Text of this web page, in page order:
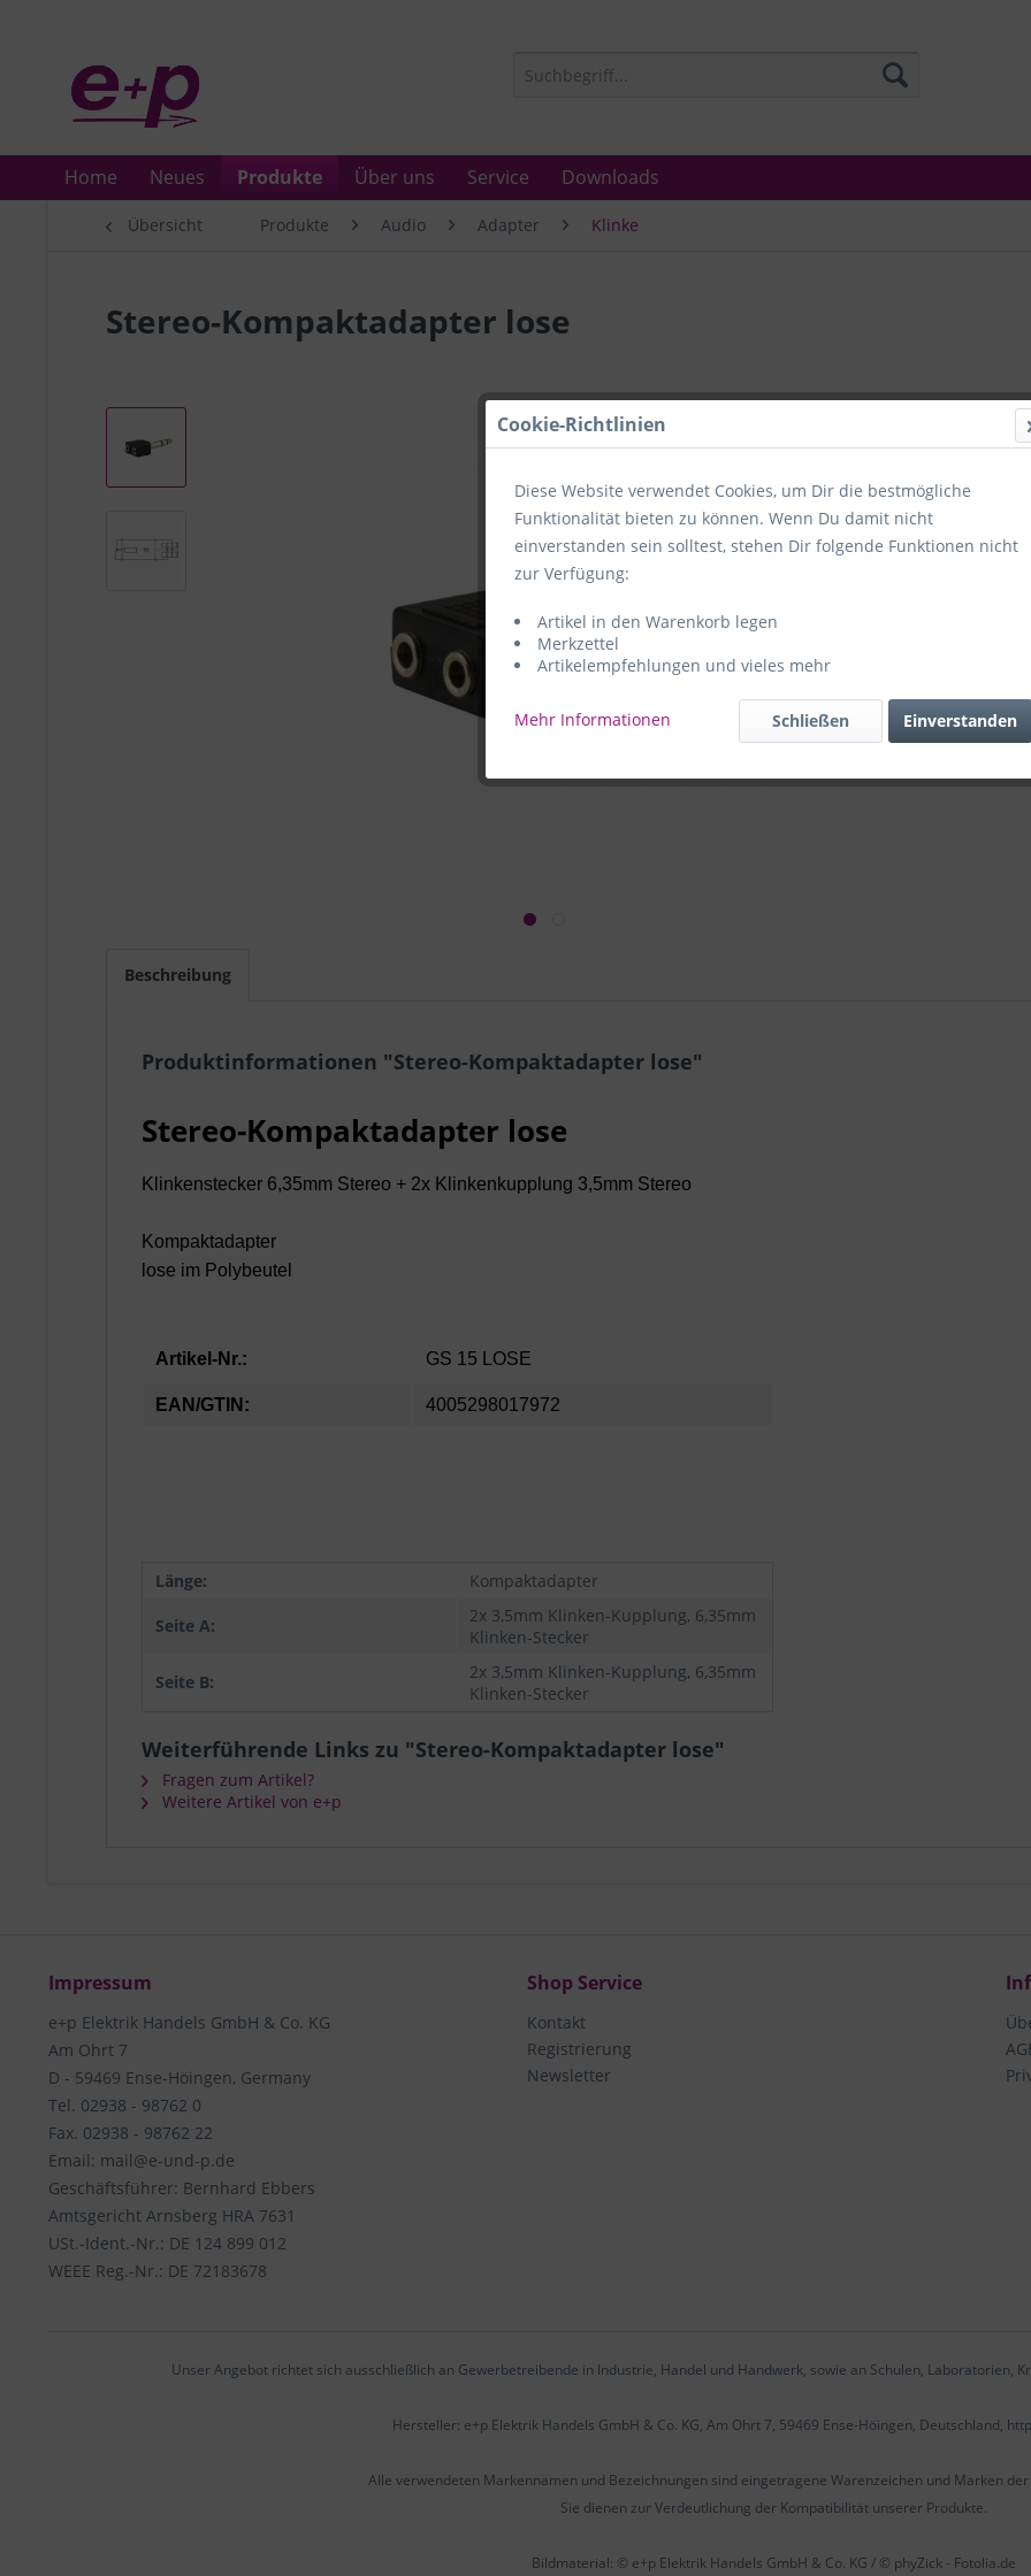
Home Neues Produkte Über uns Service Downloads
Übersicht Produkte Audio Adapter Klinke
Stereo-Kompaktadapter lose
Unser
in
Hersteller:
59469
e+p
Beschreibung
Produktinformationen "Stereo-Kompaktadapter lose"
Stereo-Kompaktadapter lose
Klinkenstecker 6,35mm Stereo + 2x Klinkenkupplung 3,5mm Stereo
Kompaktadapter
lose im Polybeutel
Artikel-Nr.: GS 15 LOSE
EAN/GTIN: 4005298017972
Länge: Kompaktadapter
Seite A:
2x 3,5mm Klinken-Kupplung, 6,35mm
Klinken-Stecker
Seite B:
2x 3,5mm Klinken-Kupplung, 6,35mm
Klinken-Stecker
Weiterführende Links zu "Stereo-Kompaktadapter lose"
Fragen zum Artikel?
Weitere Artikel von e+p
Impressum
e+p Elektrik Handels GmbH & Co. KG
Am Ohrt 7
D - 59469 Ense-Höingen, Germany
Tel. 02938 - 98762 0
Fax. 02938 - 98762 22
Email: mail@e-und-p.de
Geschäftsführer: Bernhard Ebbers
Amtsgericht Arnsberg HRA 7631
USt.-Ident.-Nr.: DE 124 899 012
WEEE Reg.-Nr.: DE 72183678
Shop Service
Kontakt
Registrierung
Newsletter
Unser Angebot richtet sich ausschließlich an Gewerbetreibende in Industrie, Handel und Handwerk, sowie an Schulen, Laboratorien,
Hersteller: e+p Elektrik Handels GmbH & Co. KG, Am Ohrt 7, 59469 Ense-Höingen, Deutschland,
Alle verwendeten Markennamen und Bezeichnungen sind eingetragene Warenzeichen und Marken
Sie dienen zur Verdeutlichung der Kompatibilität unserer Produkte.
Bildmaterial: © e+p Elektrik Handels GmbH & Co. KG / © phyZick - Fotolia.de
Cookie-Richtlinien
Diese Website verwendet Cookies, um Dir die bestmögliche
Funktionalität bieten zu können. Wenn Du damit nicht
einverstanden sein solltest, stehen Dir folgende Funktionen nicht
zur Verfügung:
Artikel in den Warenkorb legen
Merkzettel
Artikelempfehlungen und vieles mehr
Mehr Informationen Einverstanden
Schließen